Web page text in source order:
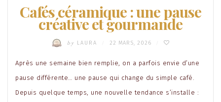
Cafés céramique : une pause
créative et gourmande
by LAURA 22 MARS, 2026
Après une semaine bien remplie, on a parfois envie d’une
pause différente… une pause qui change du simple café.
Depuis quelque temps, une nouvelle tendance s’installe :